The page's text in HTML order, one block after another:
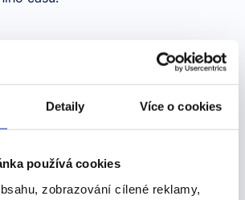
Detaily Více o cookies
používá cookies
zobrazování cílené reklamy,
at 6 PM." (Vlak přijíždí v
"at noon", "at midnight"